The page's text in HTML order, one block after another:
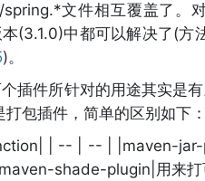
spring.*文件相互覆盖了。
(3.1.0)中都可以解决了(方
)。
插件所针对的用途其实是
包插件，简单的区别如下：
| -- | -- | |maven-jar-
shade-plugin|用来打